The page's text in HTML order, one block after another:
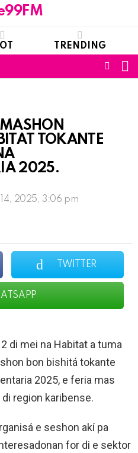
TRENDING
TOKANTE
2025.
2025, 3:06 pm
TWITTER
di mei na Habitat a tuma
bon bishitá tokante
2025, e feria mas
region karibense.
e seshon akí pa
for di e sektor